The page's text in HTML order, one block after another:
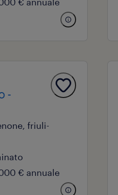
-
friuli-
€ annuale